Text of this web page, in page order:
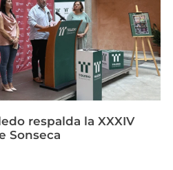
respalda la XXXIV
Sonseca